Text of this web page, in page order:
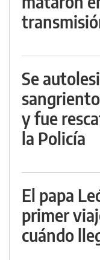
Se
y fue
la Policía
El papa
primer
cuándo